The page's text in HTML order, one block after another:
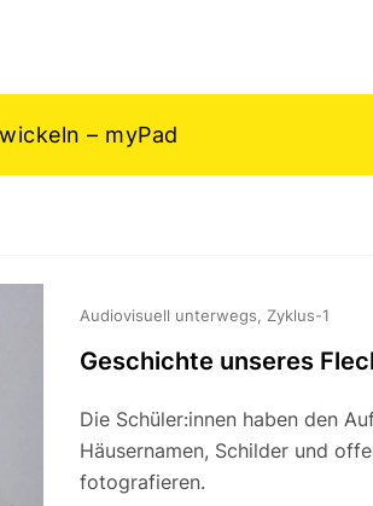
– myPad
Audiovisuell unterwegs, Zyklus-1
Geschichte unseres
Die Schüler:innen haben den
Häusernamen, Schilder und
fotografieren.